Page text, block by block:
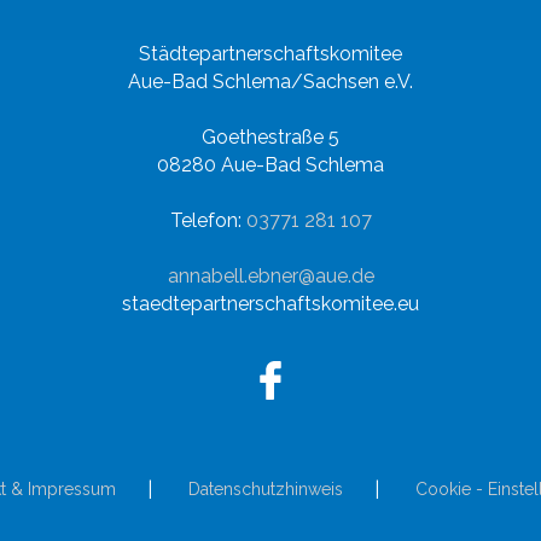
Städtepartnerschaftskomitee
Aue-Bad Schlema/Sachsen e.V.
Goethestraße 5
08280 Aue-Bad Schlema
Telefon: 03771 281 107
annabell.ebner@aue.de
staedtepartnerschaftskomitee.eu
& Impressum Datenschutzhinweis Cookie -